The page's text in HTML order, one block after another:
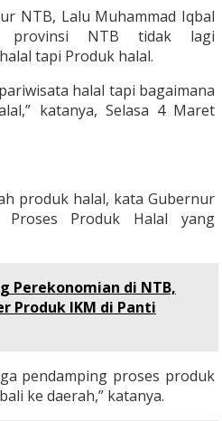
NTB, Lalu Muhammad Iqbal
provinsi NTB tidak lagi
tapi Produk halal.
halal tapi bagaimana
katanya, Selasa 4 Maret
produk halal, kata Gubernur
Proses Produk Halal yang
Perekonomian di NTB,
Produk IKM di Panti
pendamping proses produk
ke daerah,” katanya.